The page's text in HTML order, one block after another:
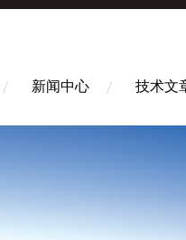
新闻中心 技术文